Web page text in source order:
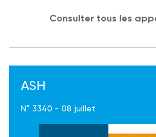
Consulter tous les
ASH
N° 3340 - 08 juillet